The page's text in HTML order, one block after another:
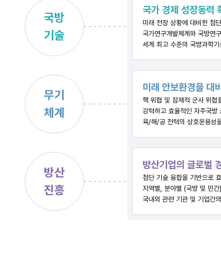
국방
기술
국가 경제 성장동력
미래 전장 상황에 대비한 첨
국가연구개발체계와 국방연
세계 최고 수준의 국방과학
무기
체계
미래 안보환경을 대
핵 위협 및 잠재적 군사 위협
강력하고 효율적인 자주국방
육/해/공 전력의 상호운용성
방산
진흥
방산기업의 글로벌
첨단 기술 융합을 기반으로
지역별, 분야별 (국방 및 민
국내외 관련 기관 및 기업간